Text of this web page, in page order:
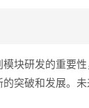
块研发的重要
突破和发展。